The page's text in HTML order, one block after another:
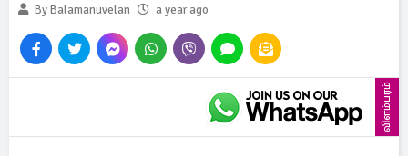
By Balamanuvelan
a year ago
விளம்பரம்